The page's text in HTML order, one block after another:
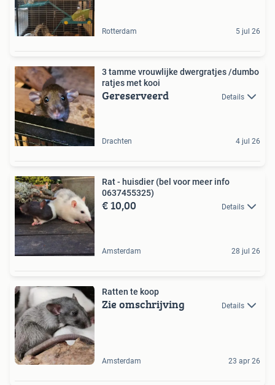
Rotterdam 5 jul 26
3 tamme vrouwlijke dwergratjes /dumbo
ratjes met kooi
Gereserveerd Details
Drachten 4 jul 26
Rat - huisdier (bel voor meer info
0637455325)
€ 10,00 Details
Amsterdam 28 jul 26
Ratten te koop
Zie omschrijving Details
Amsterdam 23 apr 26